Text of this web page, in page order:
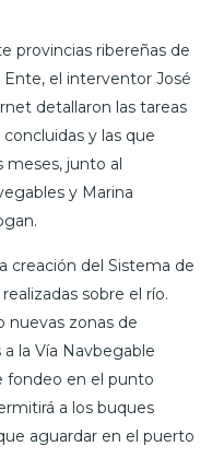
provincias ribereñas de
Ente, el interventor José
detallaron las tareas
y las que
meses, junto al
y Marina
creación del Sistema de
sobre el río.
nuevas zonas de
la Vía Navbegable
fondeo en el punto
a los buques
aguardar en el puerto